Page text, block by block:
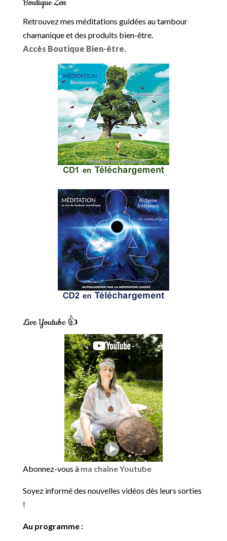
Retrouvez mes méditations guidées au tambour
chamanique et des produits bien-être.
Accès Boutique Bien-être.
Live Youtube 👍
Abonnez-vous à ma chaîne Youtube
Soyez informé des nouvelles vidéos dès leurs sorties
!
Au programme :